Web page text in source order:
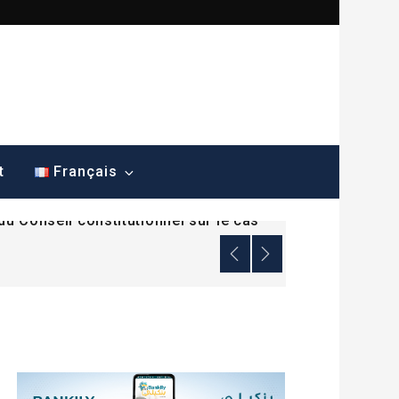
Français
Conseil constitutionnel sur le cas